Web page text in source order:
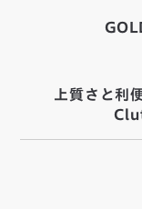
上質さと利